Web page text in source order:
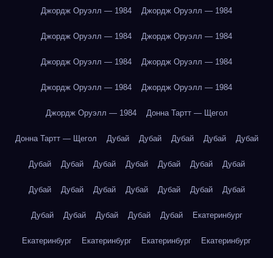
Джордж Оруэлл — 1984 Джордж Оруэлл — 1984
Джордж Оруэлл — 1984 Джордж Оруэлл — 1984
Джордж Оруэлл — 1984 Джордж Оруэлл — 1984
Джордж Оруэлл — 1984 Джордж Оруэлл — 1984
Джордж Оруэлл — 1984 Донна Тартт — Щегол
Донна Тартт — Щегол Дубай Дубай Дубай Дубай Дубай
Дубай Дубай Дубай Дубай Дубай Дубай Дубай
Дубай Дубай Дубай Дубай Дубай Дубай Дубай
Дубай Дубай Дубай Дубай Дубай Екатеринбург
Екатеринбург Екатеринбург Екатеринбург Екатеринбург